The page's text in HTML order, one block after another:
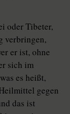
oder Tibeter,
verbringen,
er ist, ohne
sich im
es heißt,
gegen
das ist